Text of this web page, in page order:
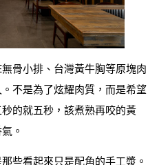
骨小排、台灣黃牛胸等原塊肉
不是為了炫耀肉質，而是希望
的就五秒，該煮熟再咬的黃
。
些看起來只是配角的手工漿。